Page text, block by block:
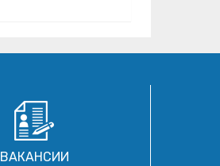
ВАКАНСИИ